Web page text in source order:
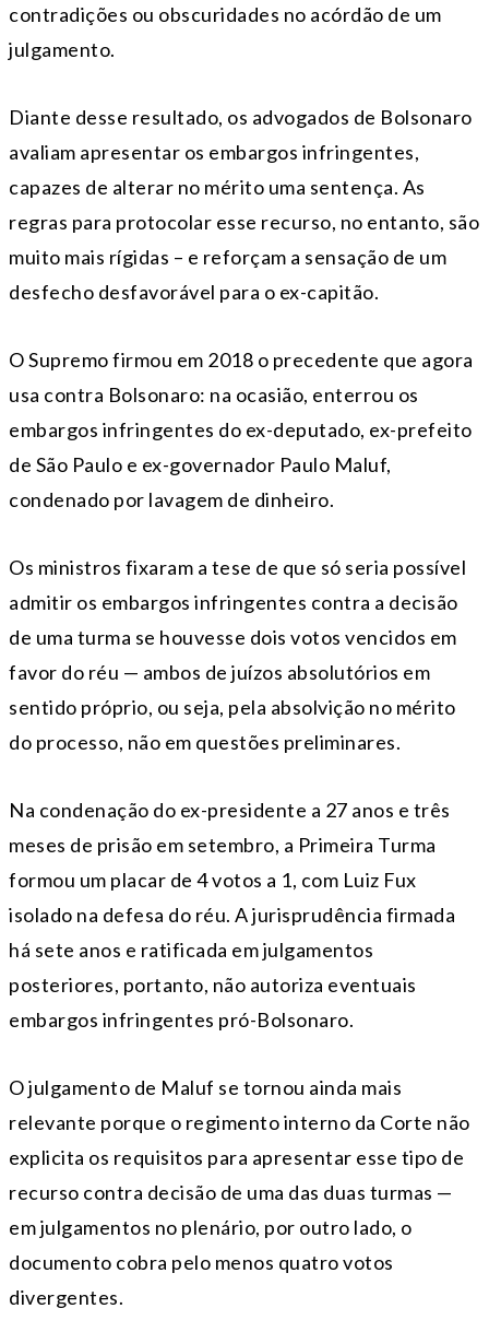
contradições ou obscuridades no acórdão de um
julgamento.
Diante desse resultado, os advogados de Bolsonaro
avaliam apresentar os embargos infringentes,
capazes de alterar no mérito uma sentença. As
regras para protocolar esse recurso, no entanto, são
muito mais rígidas – e reforçam a sensação de um
desfecho desfavorável para o ex-capitão.
O Supremo firmou em 2018 o precedente que agora
usa contra Bolsonaro: na ocasião, enterrou os
embargos infringentes do ex-deputado, ex-prefeito
de São Paulo e ex-governador Paulo Maluf,
condenado por lavagem de dinheiro.
Os ministros fixaram a tese de que só seria possível
admitir os embargos infringentes contra a decisão
de uma turma se houvesse dois votos vencidos em
favor do réu — ambos de juízos absolutórios em
sentido próprio, ou seja, pela absolvição no mérito
do processo, não em questões preliminares.
Na condenação do ex-presidente a 27 anos e três
meses de prisão em setembro, a Primeira Turma
formou um placar de 4 votos a 1, com Luiz Fux
isolado na defesa do réu. A jurisprudência firmada
há sete anos e ratificada em julgamentos
posteriores, portanto, não autoriza eventuais
embargos infringentes pró-Bolsonaro.
O julgamento de Maluf se tornou ainda mais
relevante porque o regimento interno da Corte não
explicita os requisitos para apresentar esse tipo de
recurso contra decisão de uma das duas turmas —
em julgamentos no plenário, por outro lado, o
documento cobra pelo menos quatro votos
divergentes.